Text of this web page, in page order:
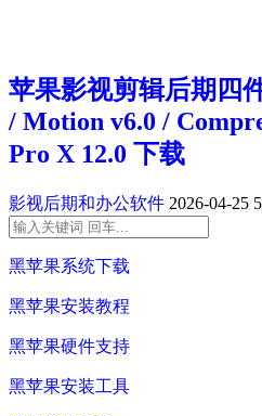
苹果影视剪辑后期四
/ Motion v6.0 /
Pro X 12.0 下载
影视后期和办公软件 2026-04-25
黑苹果系统下载
黑苹果安装教程
黑苹果硬件支持
黑苹果安装工具